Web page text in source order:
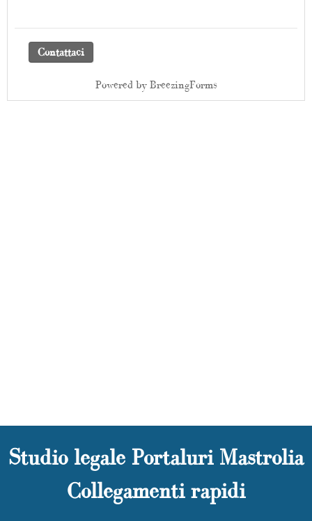
Contattaci
Powered by BreezingForms
Studio legale Portaluri Mastrolia
Collegamenti rapidi